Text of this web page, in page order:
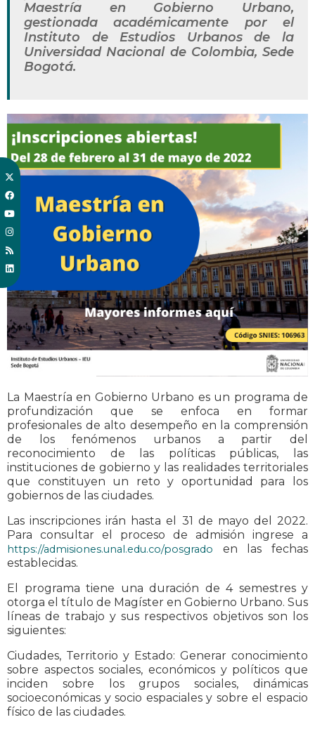
Maestría en Gobierno Urbano,
gestionada académicamente por el
Instituto de Estudios Urbanos de la
Universidad Nacional de Colombia, Sede
Bogotá.
La Maestría en Gobierno Urbano es un programa de
profundización que se enfoca en formar
profesionales de alto desempeño en la comprensión
de los fenómenos urbanos a partir del
reconocimiento de las políticas públicas, las
instituciones de gobierno y las realidades territoriales
que constituyen un reto y oportunidad para los
gobiernos de las ciudades.
Las inscripciones irán hasta el 31 de mayo del 2022.
Para consultar el proceso de admisión ingrese a
https://admisiones.unal.edu.co/posgrado en las fechas
establecidas.
El programa tiene una duración de 4 semestres y
otorga el título de Magíster en Gobierno Urbano. Sus
líneas de trabajo y sus respectivos objetivos son los
siguientes:
Ciudades, Territorio y Estado: Generar conocimiento
sobre aspectos sociales, económicos y políticos que
inciden sobre los grupos sociales, dinámicas
socioeconómicas y socio espaciales y sobre el espacio
físico de las ciudades.